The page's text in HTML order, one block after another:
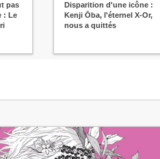
pas
: Le
Disparition d'une icône :
Kenji Ōba, l'éternel X-Or,
nous a quittés